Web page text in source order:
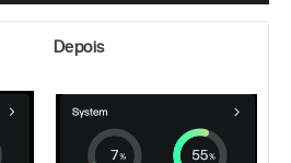
Depois